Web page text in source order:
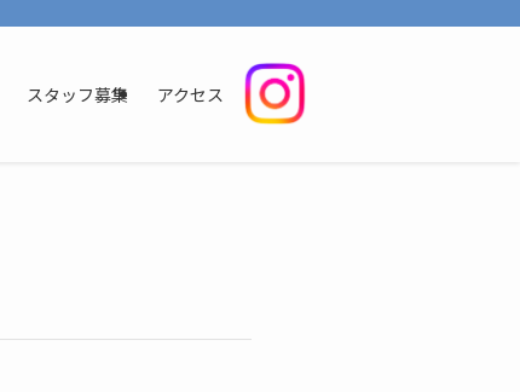
るように、明るく清潔感のある環境を整えております。地域の皆様に信
スタッフ募集 アクセス